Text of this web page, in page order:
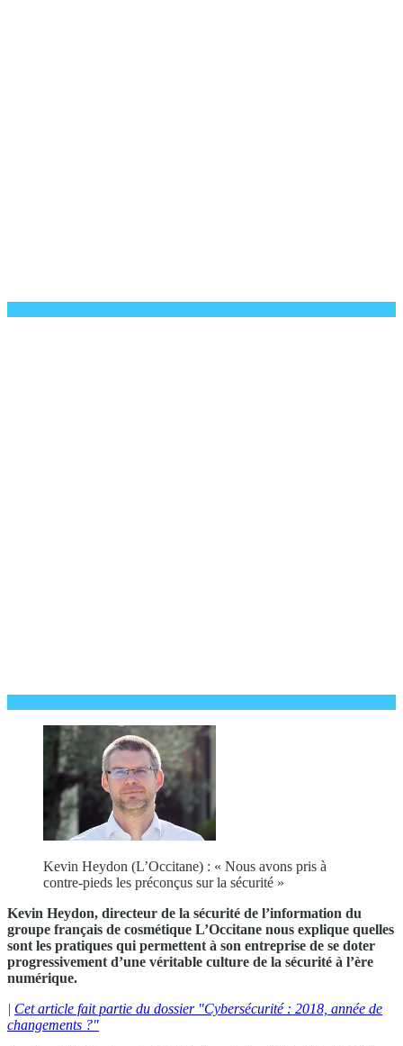
Kevin Heydon (L’Occitane) : « Nous avons pris à
contre-pieds les préconçus sur la sécurité »
Kevin Heydon, directeur de la sécurité de l’information du
groupe français de cosmétique L’Occitane nous explique quelles
sont les pratiques qui permettent à son entreprise de se doter
progressivement d’une véritable culture de la sécurité à l’ère
numérique.
| Cet article fait partie du dossier "Cybersécurité : 2018, année de
changements ?"